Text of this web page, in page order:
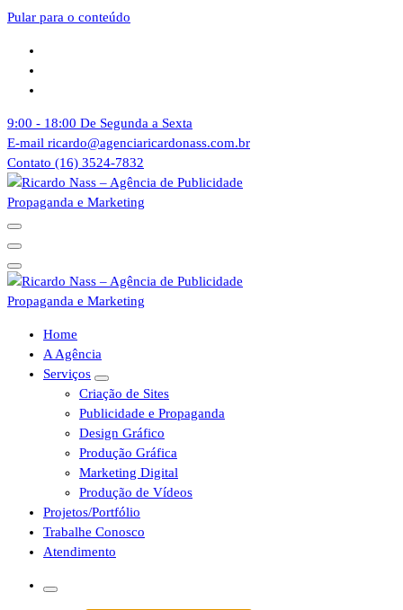
Pular para o conteúdo
9:00 - 18:00 De Segunda a Sexta
E-mail ricardo@agenciaricardonass.com.br
Contato (16) 3524-7832
cidade de Sertãozinho, Ribeirão Preto e todo o Brasil
Agência de Publicidade Ricardo Nass. Empresa especializadas em
comunicação offline e online, Nossa agência atende empresas da
cidade de Sertãozinho, Ribeirão Preto e todo o Brasil
Home
A Agência
Serviços
Criação de Sites
Publicidade e Propaganda
Design Gráfico
Produção Gráfica
Marketing Digital
Produção de Vídeos
Projetos/Portfólio
Trabalhe Conosco
Atendimento